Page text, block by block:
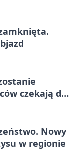
czekają dwa
Nowy
w regionie